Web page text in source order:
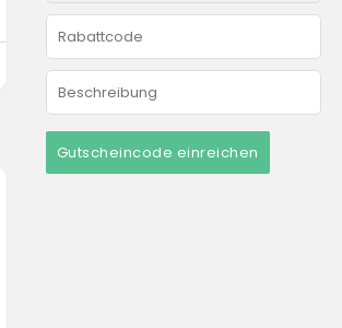
Gutscheincode einreichen